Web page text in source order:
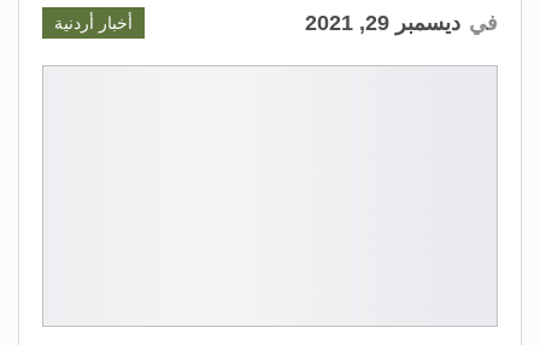
أخبار أردنية في ديسمبر 29, 2021